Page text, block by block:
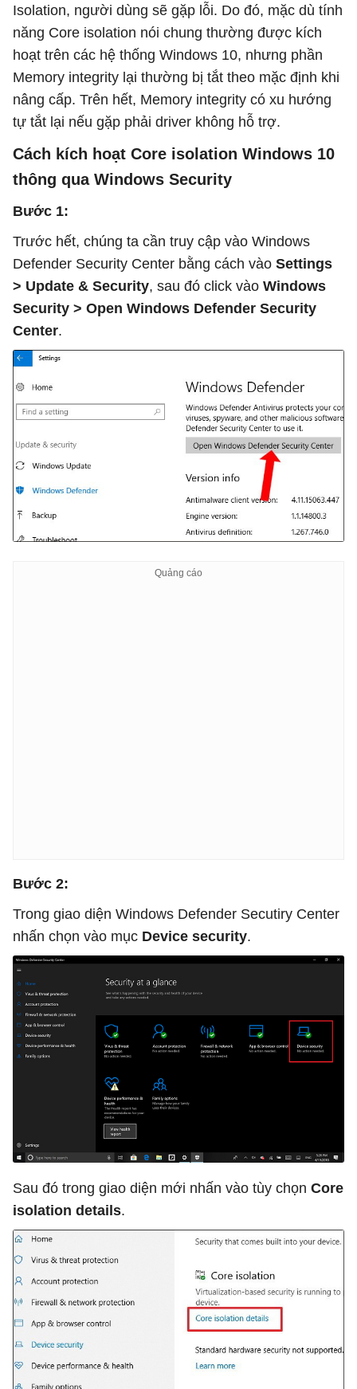
Isolation, người dùng sẽ gặp lỗi. Do đó, mặc dù tính
năng Core isolation nói chung thường được kích
hoạt trên các hệ thống Windows 10, nhưng phần
Memory integrity lại thường bị tắt theo mặc định khi
nâng cấp. Trên hết, Memory integrity có xu hướng
tự tắt lại nếu gặp phải driver không hỗ trợ.
Cách kích hoạt Core isolation Windows 10
thông qua Windows Security
Bước 1:
Trước hết, chúng ta cần truy cập vào Windows
Defender Security Center bằng cách vào Settings
> Update & Security, sau đó click vào Windows
Security > Open Windows Defender Security
Center.
Bước 2:
Trong giao diện Windows Defender Secutiry Center
nhấn chọn vào mục Device security.
Sau đó trong giao diện mới nhấn vào tùy chọn Core
isolation details.